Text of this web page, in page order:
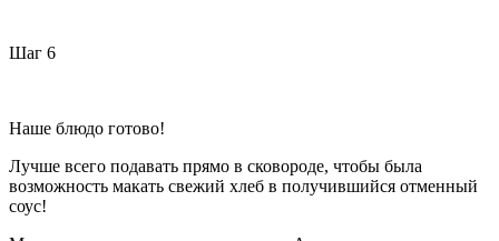
Шаг 6
Наше блюдо готово!
Лучше всего подавать прямо в сковороде, чтобы была
возможность макать свежий хлеб в получившийся отменный
соус!